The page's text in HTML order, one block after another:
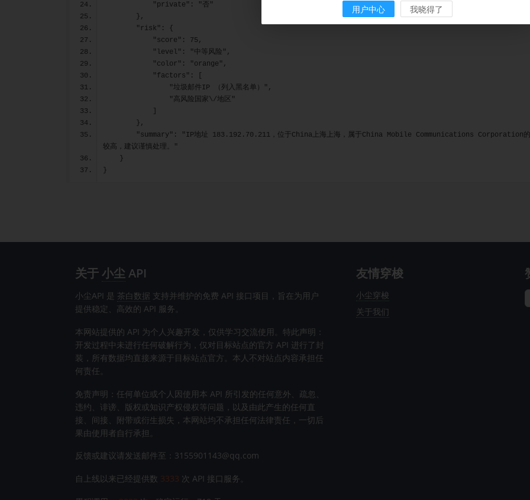
            "private": "否"
        },
        "risk": {
            "score": 75,
            "level": "中等风险",
            "color": "orange",
            "factors": [
                "垃圾邮件IP （列入黑名单）",
                "高风险国家\/地区"
        },
较高，建议谨慎处理。"
    }
}
关于小尘API
小尘API 是 茶白数据 支持并维护的免费 API 接口项目，旨在为用户
提供稳定、高效的 API 服务。
本网站提供的 API 为个人兴趣开发，仅供学习交流使用。特此声明：
开发过程中未进行任何破解行为，仅对目标站点的官方 API 进行了封
装，所有数据均直接来源于目标站点官方。本人不对站点内容承担任
何责任。
免责声明：任何单位或个人因使用本 API 所引发的任何意外、疏忽、
违约、诽谤、版权或知识产权侵权等问题，以及由此产生的任何直
接、间接、附带或衍生损失，本网站均不承担任何法律责任，一切后
果由使用者自行承担。
反馈或建议请发送邮件至：3155901143@qq.com
自上线以来已经提供数 3333 次 API 接口服务。
友情穿梭
小尘穿梭
关于我们
用户中心 我晓得了